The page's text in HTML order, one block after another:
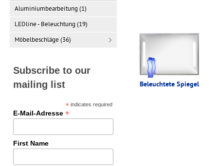
Beleuchtete Spiegel
Aluminiumbearbeitung (1)
LEDline - Beleuchtung (19)
Möbelbeschläge (36)
Subscribe to our
mailing list
* indicates required
E-Mail-Adresse *
First Name